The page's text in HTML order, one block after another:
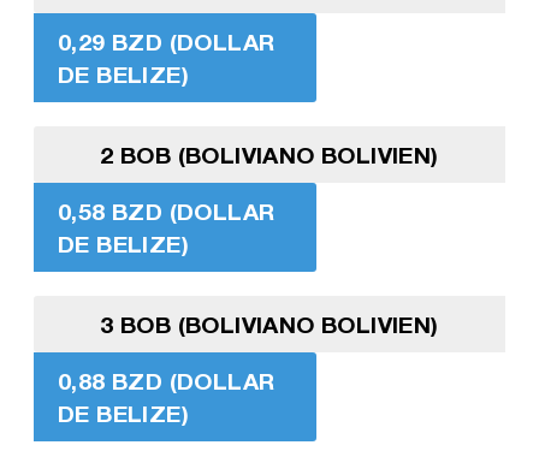
0,29 BZD (DOLLAR
DE BELIZE)
2 BOB (BOLIVIANO BOLIVIEN)
0,58 BZD (DOLLAR
DE BELIZE)
3 BOB (BOLIVIANO BOLIVIEN)
0,88 BZD (DOLLAR
DE BELIZE)